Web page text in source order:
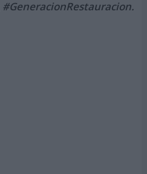
#GeneracionRestauracion.